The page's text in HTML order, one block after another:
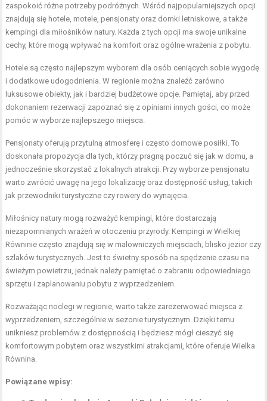
zaspokoić różne potrzeby podróżnych. Wśród najpopularniejszych opcji
znajdują się hotele, motele, pensjonaty oraz domki letniskowe, a także
kempingi dla miłośników natury. Każda z tych opcji ma swoje unikalne
cechy, które mogą wpływać na komfort oraz ogólne wrażenia z pobytu.
Hotele są często najlepszym wyborem dla osób ceniących sobie wygodę
i dodatkowe udogodnienia. W regionie można znaleźć zarówno
luksusowe obiekty, jak i bardziej budżetowe opcje. Pamiętaj, aby przed
dokonaniem rezerwacji zapoznać się z opiniami innych gości, co może
pomóc w wyborze najlepszego miejsca.
Pensjonaty oferują przytulną atmosferę i często domowe posiłki. To
doskonała propozycja dla tych, którzy pragną poczuć się jak w domu, a
jednocześnie skorzystać z lokalnych atrakcji. Przy wyborze pensjonatu
warto zwrócić uwagę na jego lokalizację oraz dostępność usług, takich
jak przewodniki turystyczne czy rowery do wynajęcia.
Miłośnicy natury mogą rozważyć kempingi, które dostarczają
niezapomnianych wrażeń w otoczeniu przyrody. Kempingi w Wielkiej
Równinie często znajdują się w malowniczych miejscach, blisko jezior czy
szlaków turystycznych. Jest to świetny sposób na spędzenie czasu na
świeżym powietrzu, jednak należy pamiętać o zabraniu odpowiedniego
sprzętu i zaplanowaniu pobytu z wyprzedzeniem.
Rozważając noclegi w regionie, warto także zarezerwować miejsca z
wyprzedzeniem, szczególnie w sezonie turystycznym. Dzięki temu
unikniesz problemów z dostępnością i będziesz mógł cieszyć się
komfortowym pobytem oraz wszystkimi atrakcjami, które oferuje Wielka
Równina.
Powiązane wpisy: